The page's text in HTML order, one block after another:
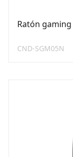
Ratón
CND-SGM05N